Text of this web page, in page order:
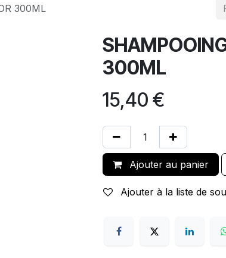
300ML
300ML
15,40 €
Ajouter au panier
Ajouter à la liste de